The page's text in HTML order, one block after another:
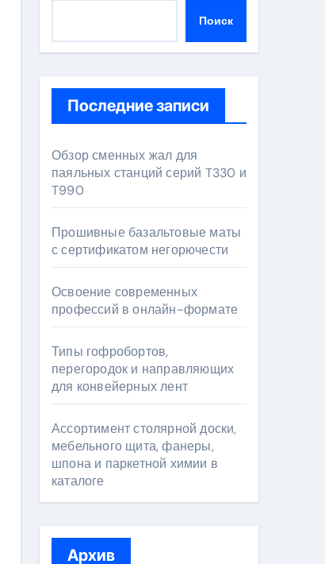
Поиск
Последние записи
Обзор сменных жал для
паяльных станций серий T330 и
T990
Прошивные базальтовые маты
с сертификатом негорючести
Освоение современных
профессий в онлайн-формате
Типы гофробортов,
перегородок и направляющих
для конвейерных лент
Ассортимент столярной доски,
мебельного щита, фанеры,
шпона и паркетной химии в
каталоге
Архив